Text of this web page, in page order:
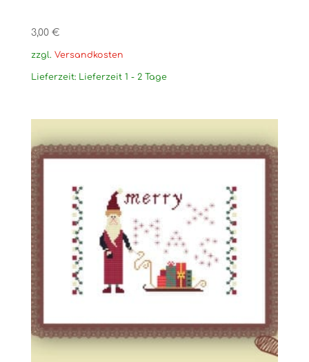
3,00 €
zzgl. Versandkosten
Lieferzeit: Lieferzeit 1 - 2 Tage